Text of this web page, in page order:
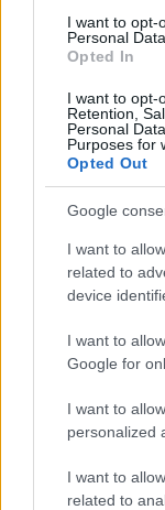
I want to opt-
Personal
Opted In
I want to opt-
Retention,
Personal
Purposes for
Opted Out
Google
I want to
related to
device
I want to
Google for
I want to
personalized
I want to
related to
Λίλα
μαιευτήριο με
Πήγε να
σε